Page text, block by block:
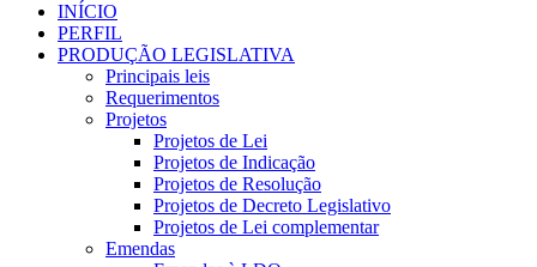
INÍCIO
PERFIL
PRODUÇÃO LEGISLATIVA
Principais leis
Requerimentos
Projetos
Projetos de Lei
Projetos de Indicação
Projetos de Resolução
Projetos de Decreto Legislativo
Projetos de Lei complementar
Emendas